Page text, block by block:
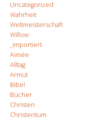
Uncategorized
Wahrheit
Weltmeisterschaft
Willow
_importiert
Aimée
Alltag
Armut
Bibel
Bücher
Christen
Christentum